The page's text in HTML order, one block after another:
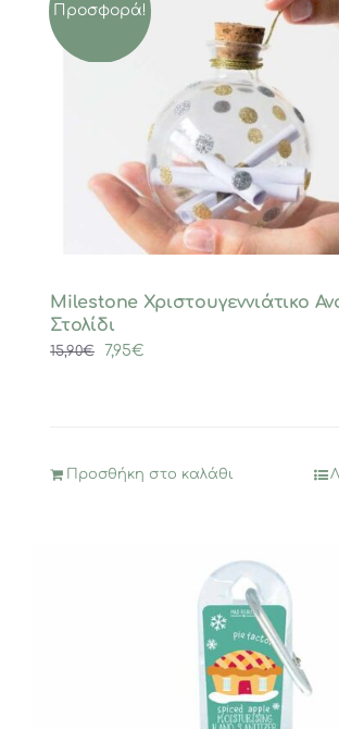
Προσφορά!
Milestone Χριστουγεννιάτικο
Στολίδι
15,90€
Original
7,95€
Προσθήκη στο καλάθι